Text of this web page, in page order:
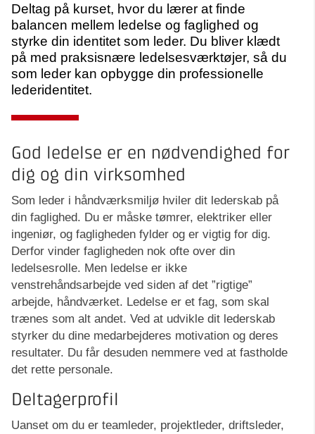
Deltag på kurset, hvor du lærer at finde
balancen mellem ledelse og faglighed og
styrke din identitet som leder. Du bliver klædt
på med praksisnære ledelsesværktøjer, så du
som leder kan opbygge din professionelle
lederidentitet.
God ledelse er en nødvendighed for
dig og din virksomhed
Som leder i håndværksmiljø hviler dit lederskab på
din faglighed. Du er måske tømrer, elektriker eller
ingeniør, og fagligheden fylder og er vigtig for dig.
Derfor vinder fagligheden nok ofte over din
ledelsesrolle. Men ledelse er ikke
venstrehåndsarbejde ved siden af det ”rigtige”
arbejde, håndværket. Ledelse er et fag, som skal
trænes som alt andet. Ved at udvikle dit lederskab
styrker du dine medarbejderes motivation og deres
resultater. Du får desuden nemmere ved at fastholde
det rette personale.
Deltagerprofil
Uanset om du er teamleder, projektleder, driftsleder,